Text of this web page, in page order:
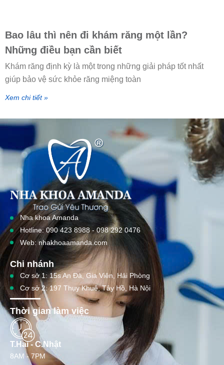
Bao lâu thì nên đi khám răng một lần?
Những điều bạn cần biết
Khám răng định kỳ là một trong những giải pháp tốt nhất
giúp bảo vệ sức khỏe răng miệng toàn
Xem chi tiết »
Nha khoa Amanda
Hotline: 090 423 8988 - 098 292 0476
Web: nhakhoaamanda.com
Chi nhánh
Cơ sở 1: 15s An Đà, Gia Viên, Hải Phòng
Cơ sở 2: 197 Thụy Khuê, Tây Hồ, Hà Nội
Thời gian làm việc
T.Hai - C.Nhật
8AM - 7PM